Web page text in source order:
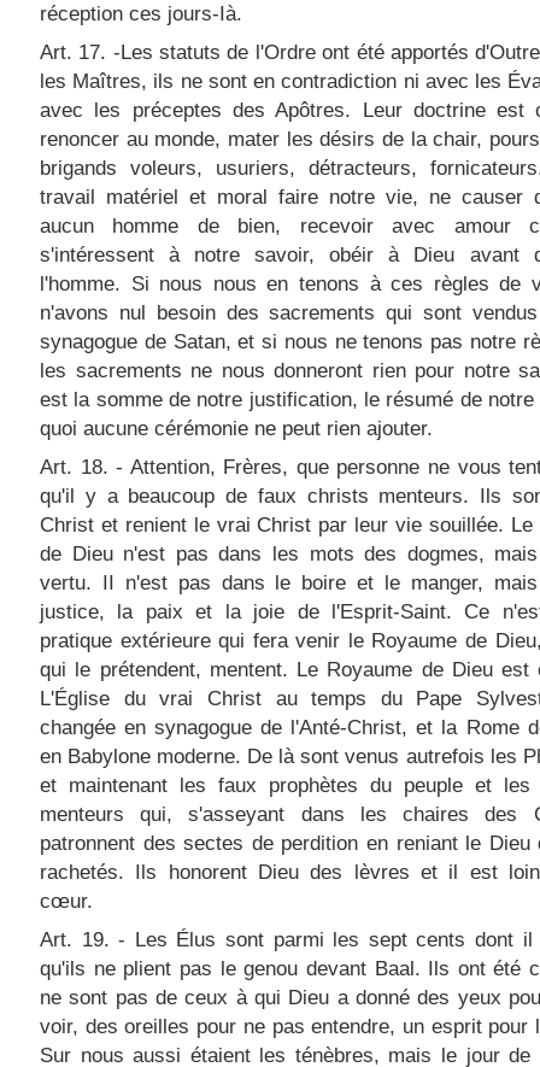
réception ces jours-Ià.
Art. 17. -Les statuts de l'Ordre ont été apportés
les Maîtres, ils ne sont en contradiction ni avec les
avec les préceptes des Apôtres. Leur doctrine est
renoncer au monde, mater les désirs de la chair,
brigands voleurs, usuriers, détracteurs,
travail matériel et moral faire notre vie, ne causer
aucun homme de bien, recevoir avec amour
s'intéressent à notre savoir, obéir à Dieu avant
l'homme. Si nous nous en tenons à ces règles de
n'avons nul besoin des sacrements qui sont
synagogue de Satan, et si nous ne tenons pas notre
les sacrements ne nous donneront rien pour notre
est la somme de notre justification, le résumé de
quoi aucune cérémonie ne peut rien ajouter.
Art. 18. - Attention, Frères, que personne ne vous
qu'il y a beaucoup de faux christs menteurs. Ils
Christ et renient le vrai Christ par leur vie souillée. Le
de Dieu n'est pas dans les mots des dogmes,
vertu. II n'est pas dans le boire et le manger,
justice, la paix et la joie de l'Esprit-Saint. Ce
pratique extérieure qui fera venir le Royaume de
qui le prétendent, mentent. Le Royaume de Dieu est
L'Église du vrai Christ au temps du Pape
changée en synagogue de l'Anté-Christ, et la Rome
en Babylone moderne. De là sont venus autrefois les
et maintenant les faux prophètes du peuple et les
menteurs qui, s'asseyant dans les chaires des
patronnent des sectes de perdition en reniant le Dieu
rachetés. Ils honorent Dieu des lèvres et il est
cœur.
Art. 19. - Les Élus sont parmi les sept cents dont il
qu'ils ne plient pas le genou devant Baal. Ils ont été
ne sont pas de ceux à qui Dieu a donné des yeux
voir, des oreilles pour ne pas entendre, un esprit pour
Sur nous aussi étaient les ténèbres, mais le jour de